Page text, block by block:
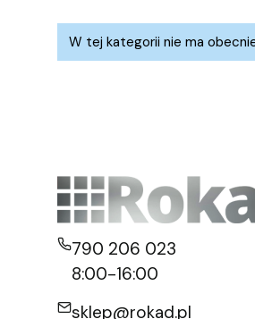
Lista
W tej kategorii nie ma
790 206 023
8:00-16:00
sklep@rokad.pl